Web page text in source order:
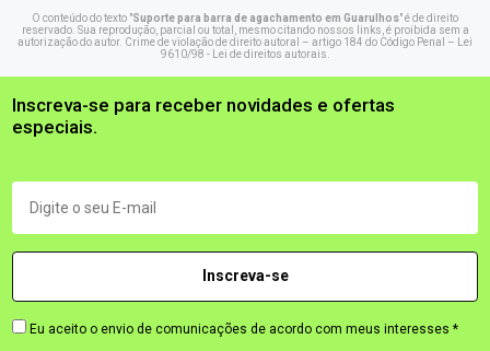
O conteúdo do texto "Suporte para barra de agachamento em Guarulhos" é de direito
reservado. Sua reprodução, parcial ou total, mesmo citando nossos links, é proibida sem a
autorização do autor. Crime de violação de direito autoral – artigo 184 do Código Penal –
Lei
9610/98 - Lei de direitos autorais
Inscreva-se para receber novidades e ofertas
especiais.
Eu aceito o envio de comunicações de acordo com meus interesses *